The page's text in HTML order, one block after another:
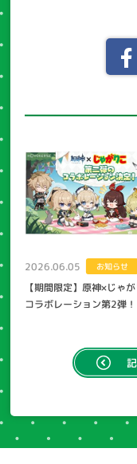
2026.06.05 お知らせ
【期間限定】原神×じゃ
コラボレーション第2弾！